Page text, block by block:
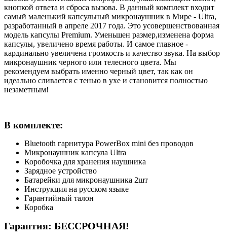
кнопкой ответа и сброса вызова. В данный комплект входит
самый маленький капсульный микронаушник в Мире - Ultra,
разработанный в апреле 2017 года. Это усовершенствованная
модель капсулы Premium. Уменьшен размер,изменена форма
капсулы, увеличено время работы. И самое главное -
кардинально увеличена громкость и качество звука. На выбор
микронаушник черного или телесного цвета. Мы
рекомендуем выбрать именно черный цвет, так как он
идеально сливается с тенью в ухе и становится полностью
незаметным!
В комплекте:
Bluetooth гарнитура PowerBox mini без проводов
Микронаушник капсула Ultra
Коробочка для хранения наушника
Зарядное устройство
Батарейки для микронаушника 2шт
Инструкция на русском языке
Гарантийный талон
Коробка
Гарантия: БЕССРОЧНАЯ!